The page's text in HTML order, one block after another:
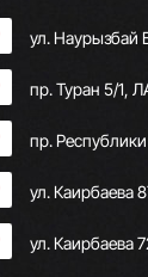
ул. Наурызбай
пр. Туран 5/1,
пр.
ул. Каирбаева
ул. Каирбаева